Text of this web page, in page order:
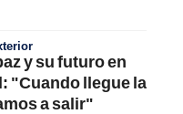
y su futuro en
"Cuando llegue la
a salir"